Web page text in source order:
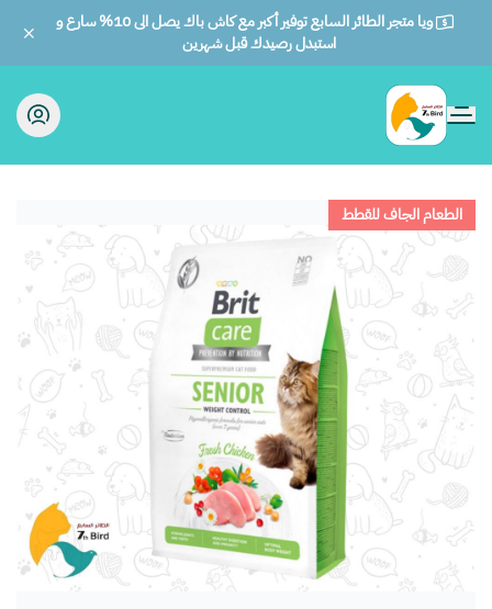
ويا متجر الطائر السابع توفير أكبر مع كاش باك يصل الى 10% سارع و
استبدل رصيدك قبل شهرين
الطائر السابع للحيوانات
الطعام الجاف للقطط